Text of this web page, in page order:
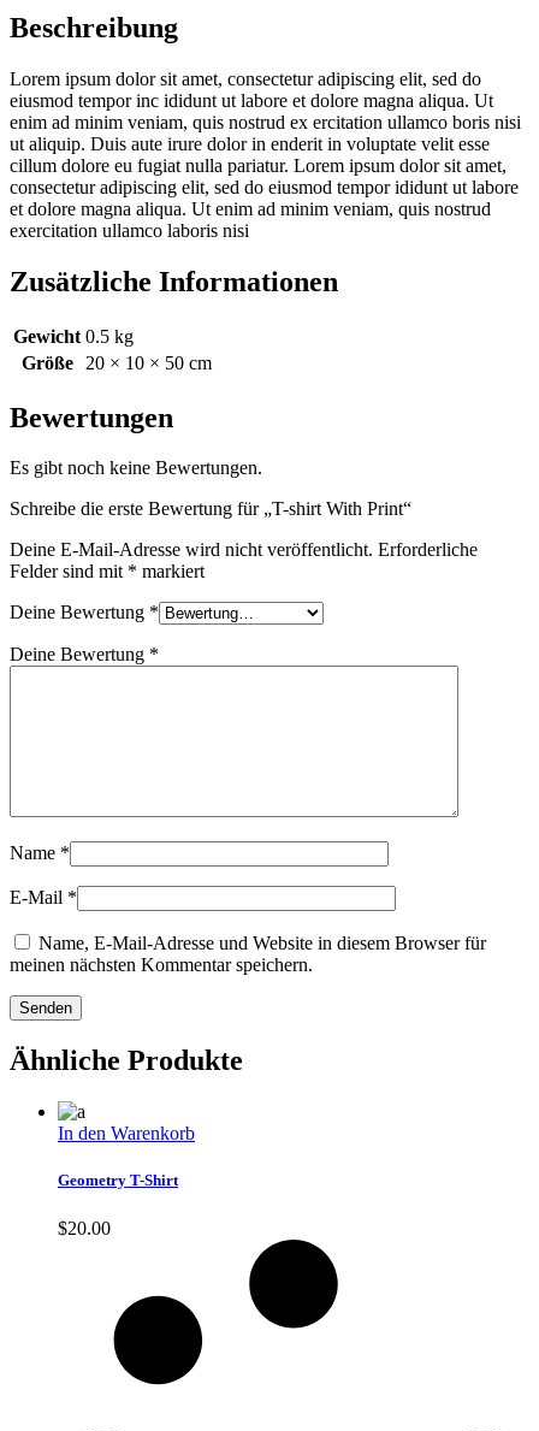
Beschreibung
Lorem ipsum dolor sit amet, consectetur adipiscing elit, sed do
eiusmod tempor inc ididunt ut labore et dolore magna aliqua. Ut
enim ad minim veniam, quis nostrud ex ercitation ullamco boris nisi
ut aliquip. Duis aute irure dolor in enderit in voluptate velit esse
cillum dolore eu fugiat nulla pariatur. Lorem ipsum dolor sit amet,
consectetur adipiscing elit, sed do eiusmod tempor ididunt ut labore
et dolore magna aliqua. Ut enim ad minim veniam, quis nostrud
exercitation ullamco laboris nisi
Zusätzliche Informationen
Gewicht 0.5 kg
Größe
20 × 10 × 50 cm
Bewertungen
Es gibt noch keine Bewertungen.
Schreibe die erste Bewertung für „T-shirt With Print“
Deine E-Mail-Adresse wird nicht veröffentlicht. Erforderliche
Felder sind mit * markiert
Deine Bewertung *
Deine Bewertung *
Name *
E-Mail *
Name, E-Mail-Adresse und Website in diesem Browser für
meinen nächsten Kommentar speichern.
Ähnliche Produkte
In den Warenkorb
Geometry T-Shirt
$20.00